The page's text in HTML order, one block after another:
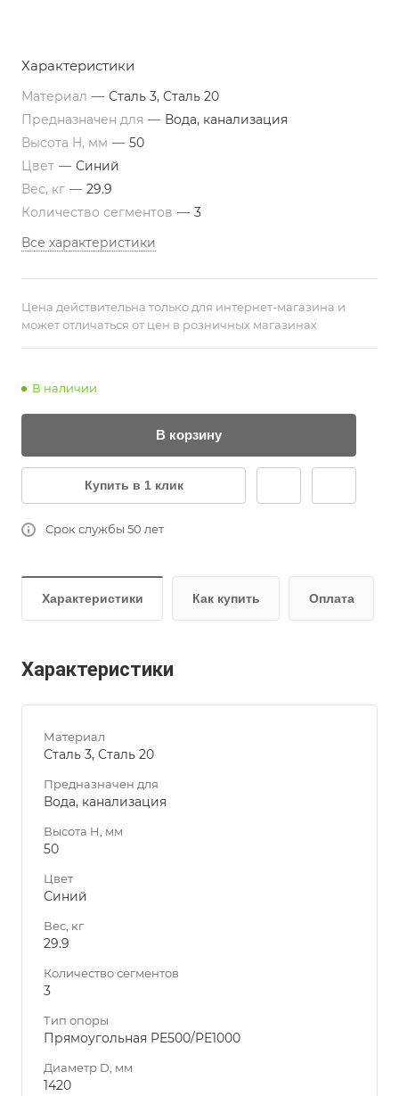
Характеристики
Материал — Сталь 3, Сталь 20
Предназначен для — Вода, канализация
Высота H, мм — 50
Цвет — Синий
Вес, кг — 29.9
Количество сегментов — 3
Все характеристики
Цена действительна только для интернет-магазина и
может отличаться от цен в розничных магазинах
В наличии
В корзину
Купить в 1 клик
Срок службы 50 лет
Характеристики Как купить Оплата
Характеристики
Материал
Сталь 3, Сталь 20
Предназначен для
Вода, канализация
Высота H, мм
50
Цвет
Синий
Вес, кг
29.9
Количество сегментов
3
Тип опоры
Прямоугольная PE500/PE1000
Диаметр D, мм
1420